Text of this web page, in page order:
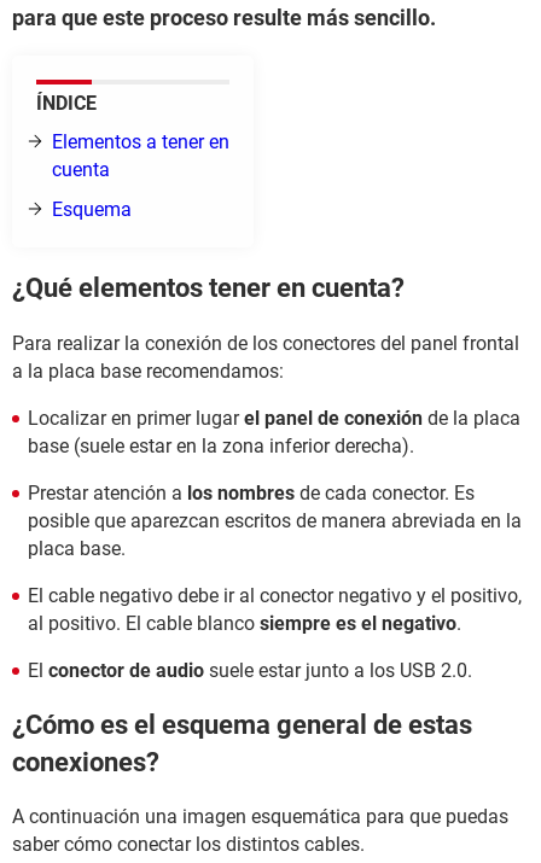
para que este proceso resulte más sencillo.
ÍNDICE
Elementos a tener en
cuenta
Esquema
¿Qué elementos tener en cuenta?
Para realizar la conexión de los conectores del panel frontal
a la placa base recomendamos:
Localizar en primer lugarel panel de conexión de la placa
base (suele estar en la zona inferior derecha).
Prestar atención a los nombres de cada conector. Es
posible que aparezcan escritos de manera abreviada en la
placa base.
El cable negativo debe ir al conector negativo y el positivo,
al positivo. El cable blanco siempre es el negativo.
El conector de audio suele estar junto a los USB 2.0.
¿Cómo es el esquema general de estas
conexiones?
A continuación una imagen esquemática para que puedas
saber cómo conectar los distintos cables.